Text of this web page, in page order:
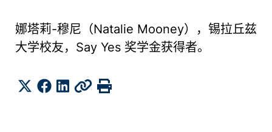
娜塔莉-穆尼（Natalie Mooney），锡拉丘兹
大学校友，Say Yes 奖学金获得者。
分享 Twitter
Facebook
LinkedIn
复制打印